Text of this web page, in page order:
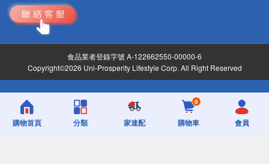
食品業者登錄字號 A-122662550-00000-6
Copyright©2026 Uni-Prosperity Lifestyle Corp. All Right Reserved
購物首頁 分類 家速配
0
購物車 會員